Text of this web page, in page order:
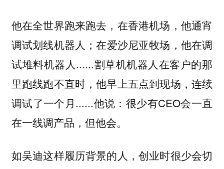
他在全世界跑来跑去，在香港机场，他通宵
调试划线机器人；在爱沙尼亚牧场，他在调
试堆料机器人......割草机机器人在客户的那
里跑线跑不直时，他早上五点到现场，连续
调试了一个月......他说：很少有CEO会一直
在一线调产品，但他会。
如吴迪这样履历背景的人，创业时很少会切